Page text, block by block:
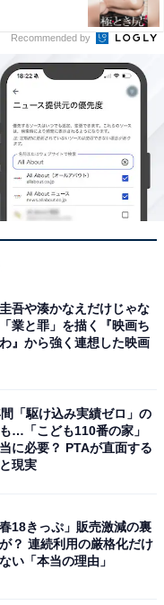
例年よりもさらにア
な雰囲気を演出する
ンガ倉庫）
Babaria（ガウ
、お祭りムードを盛
Recommended by
吾や湊かなえだけじゃな
業と罪」を描く『映画ち
』から強く連想した映画
「駆け込み実績ゼロ」の
…「こども110番の家」
に必要？ PTAが直面する
現実
春18きっぷ」販売激減の裏
？ 連続利用の厳格化だけ
い「本当の理由」